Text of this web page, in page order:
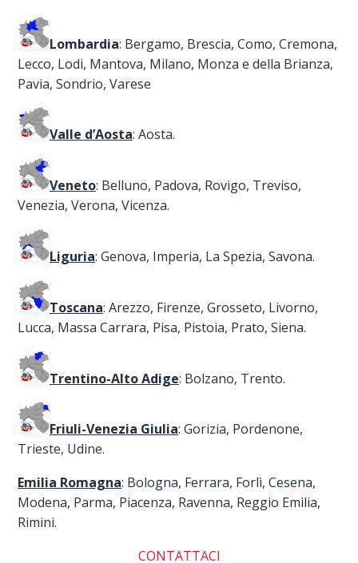
Lombardia: Bergamo, Brescia, Como, Cremona,
Lecco, Lodi, Mantova, Milano, Monza e della Brianza,
Pavia, Sondrio, Varese
Valle d’Aosta: Aosta.
Veneto: Belluno, Padova, Rovigo, Treviso,
Venezia, Verona, Vicenza.
Liguria: Genova, Imperia, La Spezia, Savona.
Toscana: Arezzo, Firenze, Grosseto, Livorno,
Lucca, Massa Carrara, Pisa, Pistoia, Prato, Siena.
Trentino-Alto Adige: Bolzano, Trento.
Friuli-Venezia Giulia: Gorizia, Pordenone,
Trieste, Udine.
Emilia Romagna: Bologna, Ferrara, Forlì, Cesena,
Modena, Parma, Piacenza, Ravenna, Reggio Emilia,
Rimini.
CONTATTACI